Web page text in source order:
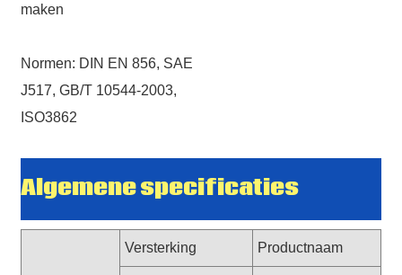
maken
Normen: DIN EN 856, SAE
J517, GB/T 10544-2003,
ISO3862
Algemene specificaties
Versterking Productnaam